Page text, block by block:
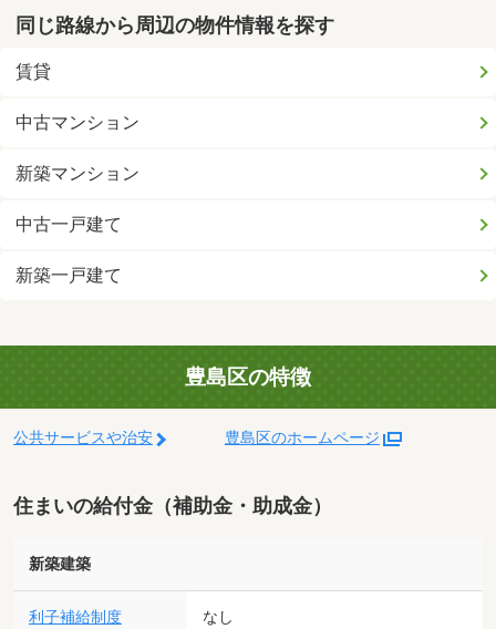
同じ路線から周辺の物件情報を探す
賃貸
中古マンション
新築マンション
中古一戸建て
新築一戸建て
豊島区の特徴
公共サービスや治安 豊島区のホームページ
住まいの給付金（補助金・助成金）
新築建築
利子補給制度 なし